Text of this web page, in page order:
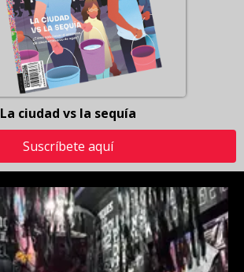
La ciudad vs la sequía
Suscríbete aquí